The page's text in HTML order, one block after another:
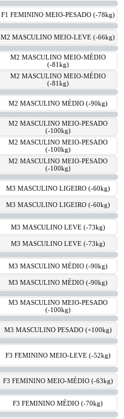
F1 FEMININO MEIO-PESADO (-78kg)
M2 MASCULINO MEIO-LEVE (-66kg)
M2 MASCULINO MEIO-MÉDIO
(-81kg)
M2 MASCULINO MEIO-MÉDIO
(-81kg)
M2 MASCULINO MÉDIO (-90kg)
M2 MASCULINO MEIO-PESADO
(-100kg)
M2 MASCULINO MEIO-PESADO
(-100kg)
M2 MASCULINO MEIO-PESADO
(-100kg)
M3 MASCULINO LIGEIRO (-60kg)
M3 MASCULINO LIGEIRO (-60kg)
M3 MASCULINO LEVE (-73kg)
M3 MASCULINO LEVE (-73kg)
M3 MASCULINO MÉDIO (-90kg)
M3 MASCULINO MÉDIO (-90kg)
M3 MASCULINO MEIO-PESADO
(-100kg)
M3 MASCULINO PESADO (+100kg)
F3 FEMININO MEIO-LEVE (-52kg)
F3 FEMININO MEIO-MÉDIO (-63kg)
F3 FEMININO MÉDIO (-70kg)